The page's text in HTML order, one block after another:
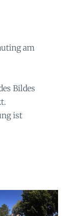
am
Bildes
ist